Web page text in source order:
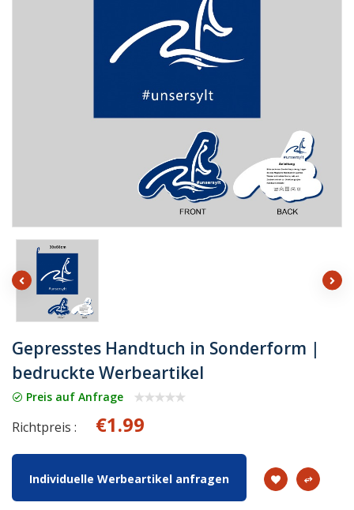
Gepresstes Handtuch in Sonderform |
bedruckte Werbeartikel
Preis auf Anfrage
Richtpreis : €1.99
Individuelle Werbeartikel anfragen